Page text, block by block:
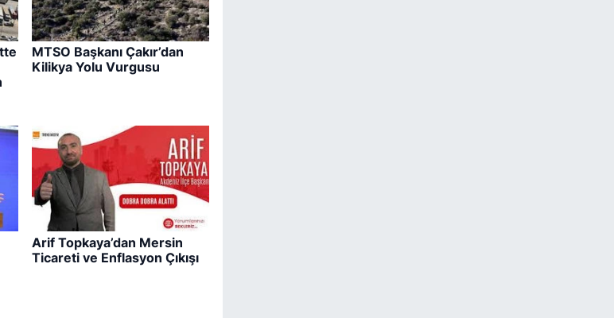
MTSO Başkanı Çakır’dan
Kilikya Yolu Vurgusu
Arif Topkaya’dan Mersin
Ticareti ve Enflasyon Çıkışı